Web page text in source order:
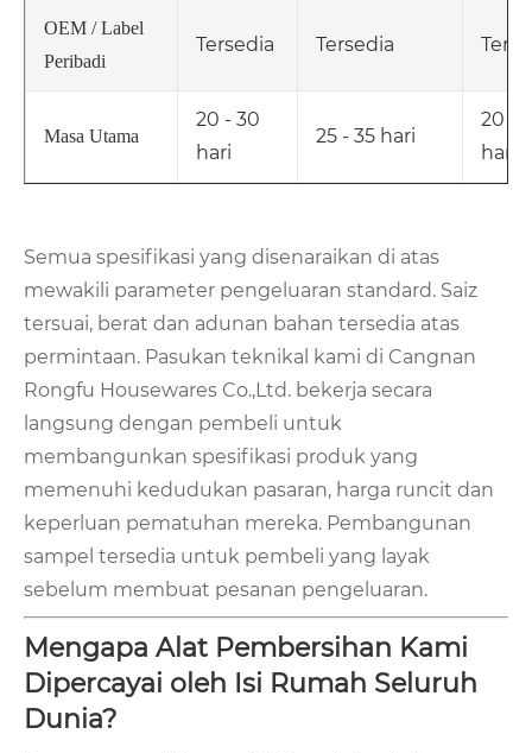
OEM / Label
Peribadi
Tersedia Tersedia
Masa Utama
20 - 30
hari
25 - 35 hari
20 -
hari
Semua spesifikasi yang disenaraikan di atas
mewakili parameter pengeluaran standard. Saiz
tersuai, berat dan adunan bahan tersedia atas
permintaan. Pasukan teknikal kami di Cangnan
Rongfu Housewares Co.,Ltd. bekerja secara
langsung dengan pembeli untuk
membangunkan spesifikasi produk yang
memenuhi kedudukan pasaran, harga runcit dan
keperluan pematuhan mereka. Pembangunan
sampel tersedia untuk pembeli yang layak
sebelum membuat pesanan pengeluaran.
Mengapa Alat Pembersihan Kami
Dipercayai oleh Isi Rumah Seluruh
Dunia?